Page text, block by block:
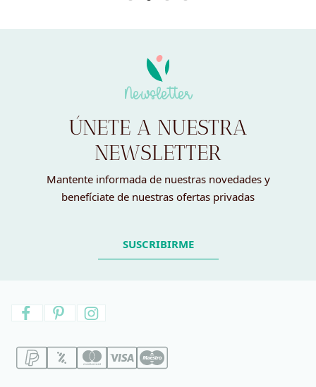
Newsletter
ÚNETE A NUESTRA
NEWSLETTER
Mantente informada de nuestras novedades y
benefíciate de nuestras ofertas privadas
SUSCRIBIRME